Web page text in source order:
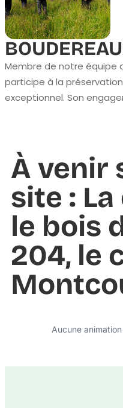
Membre de notre équipe
participe à la
exceptionnel. Son
À venir
site :
le bois
204, le
Aucune